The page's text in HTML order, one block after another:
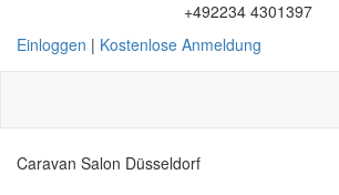
+492234 4301397
Einloggen | Kostenlose Anmeldung
Caravan Salon Düsseldorf